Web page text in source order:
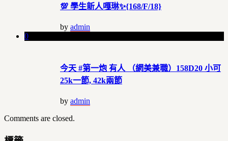
💯 學生新人嘎琳✨{168/F/18}
by admin
0
今天 #第一炮 有人 （網美兼職）158D20 小可
25k一節, 42k兩節
by admin
Comments are closed.